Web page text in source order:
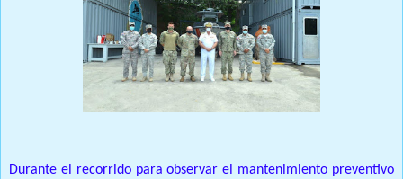
Durante el recorrido para observar el mantenimiento preventivo